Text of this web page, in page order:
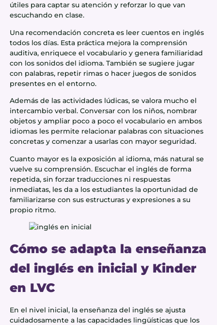
útiles para captar su atención y reforzar lo que van
escuchando en clase.
Una recomendación concreta es leer cuentos en inglés
todos los días. Esta práctica mejora la comprensión
auditiva, enriquece el vocabulario y genera familiaridad
con los sonidos del idioma. También se sugiere jugar
con palabras, repetir rimas o hacer juegos de sonidos
presentes en el entorno.
Además de las actividades lúdicas, se valora mucho el
intercambio verbal. Conversar con los niños, nombrar
objetos y ampliar poco a poco el vocabulario en ambos
idiomas les permite relacionar palabras con situaciones
concretas y comenzar a usarlas con mayor seguridad.
Cuanto mayor es la exposición al idioma, más natural se
vuelve su comprensión. Escuchar el inglés de forma
repetida, sin forzar traducciones ni respuestas
inmediatas, les da a los estudiantes la oportunidad de
familiarizarse con sus estructuras y expresiones a su
propio ritmo.
Cómo se adapta la enseñanza
del inglés en inicial y Kinder
en LVC
En el nivel inicial, la enseñanza del inglés se ajusta
cuidadosamente a las capacidades lingüísticas que los